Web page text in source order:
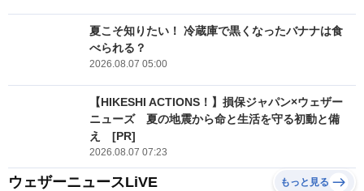
夏こそ知りたい！ 冷蔵庫で黒くなったバナナは食
べられる？
2026.08.07 05:00
【HIKESHI ACTIONS！】損保ジャパン×ウェザー
ニューズ 夏の地震から命と生活を守る初動と備
え [PR]
2026.08.07 07:23
ウェザーニュースLiVE もっと見る